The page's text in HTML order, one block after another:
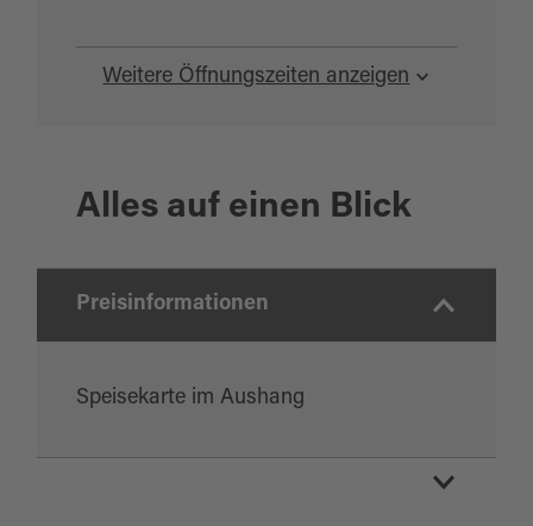
Weitere Öffnungszeiten anzeigen
Alles auf einen Blick
Preisinformationen
Speisekarte im Aushang